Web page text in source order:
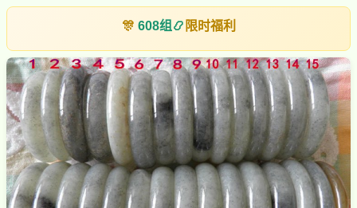
🎊 608组 📿 限时福利